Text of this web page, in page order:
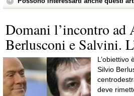
Domani l’incontro ad
Berlusconi e Salvini.
L’obiettivo
Silvio
deve